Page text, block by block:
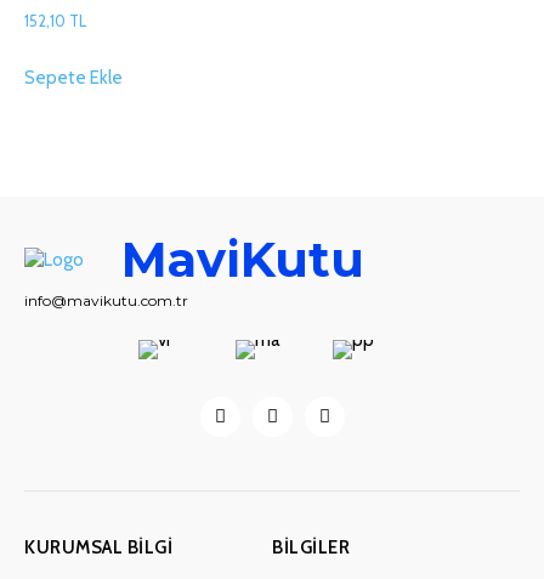
152,10 TL
Sepete Ekle
MaviKutu
info@mavikutu.com.tr
KURUMSAL BILGI BILGILER